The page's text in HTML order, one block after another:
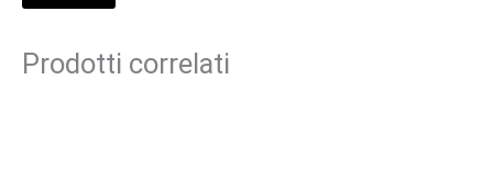
Prodotti correlati